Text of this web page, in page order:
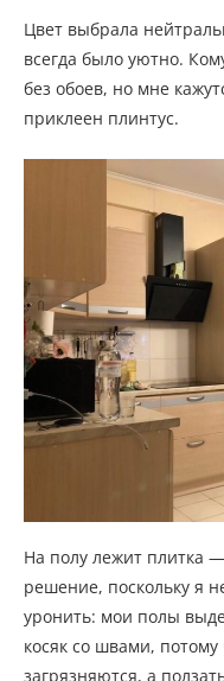
Цвет выбрала
всегда было уютно.
без обоев, но мне
приклеен плинтус.
На полу лежит плитка
решение, поскольку я
уронить: мои полы
косяк со швами,
загрязняются, а